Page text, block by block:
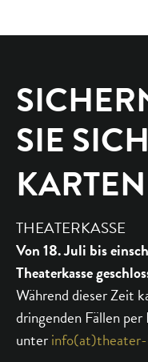
SIE SICH
KARTEN
THEATERKASSE
Von 18. Juli bis
Theaterkasse
Während dieser Zeit
dringenden Fällen
unter